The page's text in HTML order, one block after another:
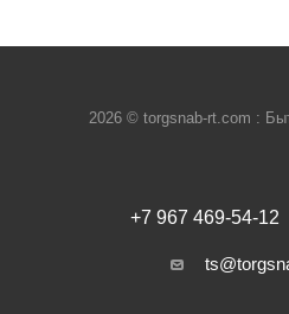
2026 © torgsnab-rt.com :
+7 967 469-54-12